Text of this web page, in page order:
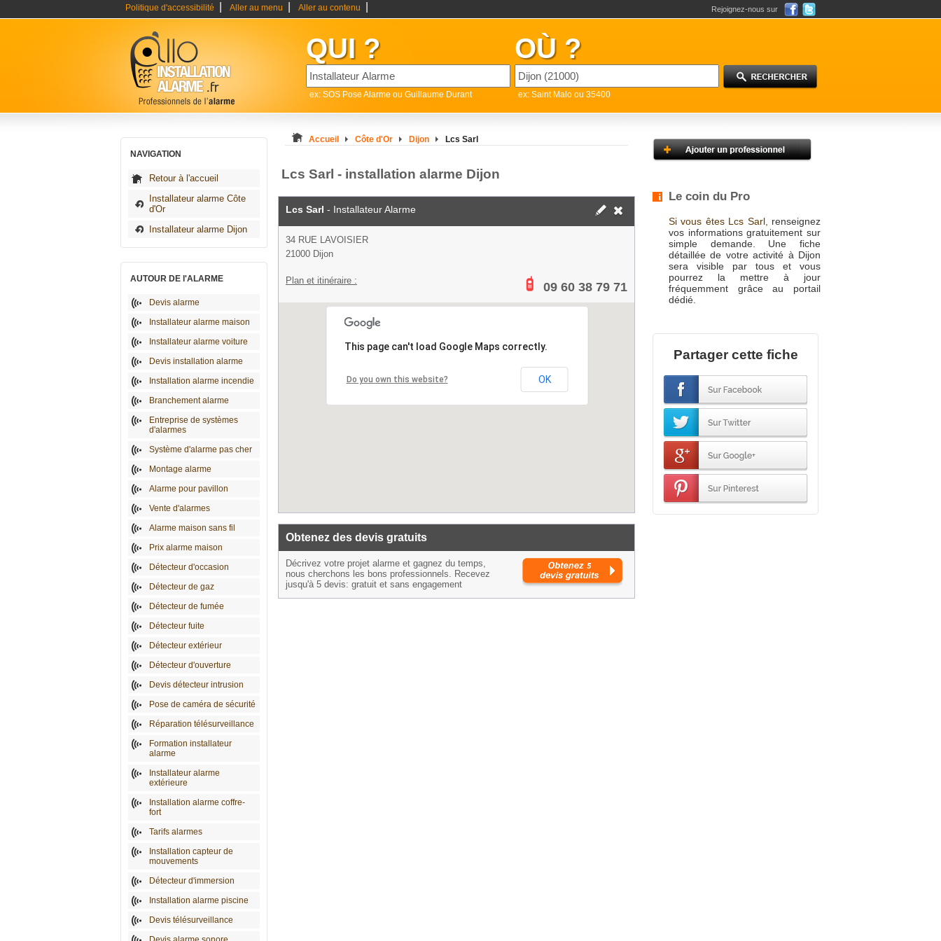
Politique d'accessibilité Aller au menu Aller au contenu Rejoignez-nous sur
QUI ?
ex: SOS Pose Alarme ou Guillaume Durant
OÙ ?
ex: Saint Malo ou 35400
NAVIGATION
Retour à l'accueil
Installateur alarme Côte
d'Or
Installateur alarme Dijon
AUTOUR DE l'ALARME
Devis alarme
Installateur alarme maison
Installateur alarme voiture
Devis installation alarme
Installation alarme incendie
Branchement alarme
Entreprise de systèmes
d'alarmes
Système d'alarme pas cher
Montage alarme
Alarme pour pavillon
Vente d'alarmes
Alarme maison sans fil
Prix alarme maison
Détecteur d'occasion
Détecteur de gaz
Détecteur de fumée
Détecteur fuite
Détecteur extérieur
Détecteur d'ouverture
Devis détecteur intrusion
Pose de caméra de sécurité
Réparation télésurveillance
Formation installateur
alarme
Installateur alarme
extérieure
Installation alarme coffre-
fort
Tarifs alarmes
Installation capteur de
mouvements
Détecteur d'immersion
Installation alarme piscine
Devis télésurveillance
Accueil Côte d'Or Dijon Lcs Sarl
Lcs Sarl - installation alarme Dijon
Lcs Sarl - Installateur Alarme
34 RUE LAVOISIER
21000 Dijon
Plan et itinéraire : 09 60 38 79 71
This page can't load Google Maps correctly.
Do you own this website? OK
Obtenez des devis gratuits
Décrivez votre projet alarme et gagnez du temps,
nous cherchons les bons professionnels. Recevez
jusqu'à 5 devis: gratuit et sans engagement
Le coin du Pro
Si vous êtes Lcs Sarl,
renseignez
vos informations gratuitement sur
simple demande. Une fiche
détaillée de votre activité à Dijon
sera visible par tous et vous
pourrez la mettre à jour
fréquemment grâce au portail
dédié.
Partager cette fiche